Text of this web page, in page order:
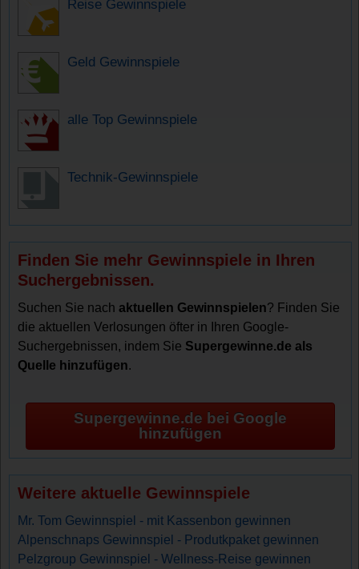
Reise Gewinnspiele
Geld Gewinnspiele
alle Top Gewinnspiele
Technik-Gewinnspiele
Finden Sie mehr Gewinnspiele in Ihren
Suchergebnissen.
Suchen Sie nachaktuellen Gewinnspielen? Finden Sie
die aktuellen Verlosungen öfter in Ihren Google-
Suchergebnissen, indem Sie Supergewinne.de als
Quelle hinzufügen.
Supergewinne.de bei Google
hinzufügen
Weitere aktuelle Gewinnspiele
Mr. Tom Gewinnspiel - mit Kassenbon gewinnen
Alpenschnaps Gewinnspiel - Produtkpaket gewinnen
Pelzgroup Gewinnspiel - Wellness-Reise gewinnen